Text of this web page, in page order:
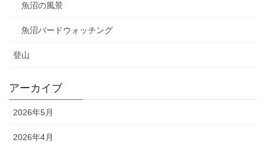
魚沼の風景
魚沼バードウォッチング
登山
アーカイブ
2026年5月
2026年4月